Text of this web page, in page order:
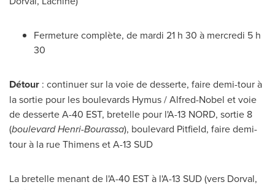
Fermeture complète, de mardi 21 h 30 à mercredi 5 h
30
Détour : continuer sur la voie de desserte, faire demi-tour à
la sortie pour les boulevards Hymus / Alfred-Nobel et voie
de desserte A-40 EST, bretelle pour l'A-13 NORD, sortie 8
(boulevard Henri-Bourassa), boulevard Pitfield, faire demi-
tour à la rue Thimens et A-13 SUD
La bretelle menant de l'A-40 EST à l'A-13 SUD (vers Dorval,